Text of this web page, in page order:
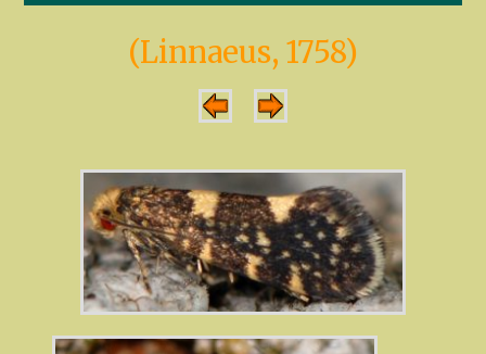
(Linnaeus, 1758)